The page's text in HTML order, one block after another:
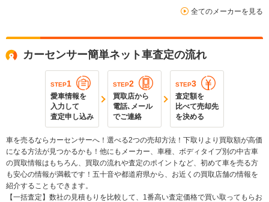
全てのメーカーを見る
カーセンサー簡単ネット車査定の流れ
STEP1
愛車情報を
入力して
査定申し込み
STEP2
買取店から
電話､メール
でご連絡
STEP3
査定額を
比べて売却先
を決める
車を売るならカーセンサーへ！選べる2つの売却方法！下取りより買取額が高価
になる方法が見つかるかも！他にもメーカー、車種、ボディタイプ別の中古車
の買取情報はもちろん、買取の流れや査定のポイントなど、初めて車を売る方
も安心の情報が満載です！五十音や都道府県から、お近くの買取店舗の情報を
紹介することもできます。
【一括査定】数社の見積もりを比較して、1番高い査定価格で買い取ってもらお